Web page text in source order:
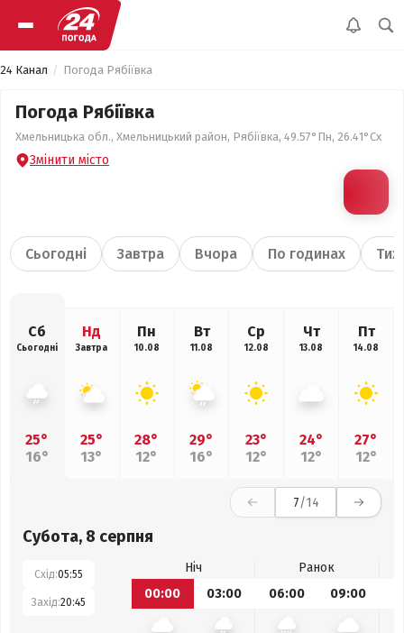
24 Канал Погода Рябіївка
Погода Рябіївка
Хмельницька обл., Хмельницький район, Рябіївка, 49.57°Пн, 26.41°Сх
Змінити місто
Сьогодні Завтра Вчора По годинах
Сб
Сьогодні
25°
16°
Нд
Завтра
25°
13°
Пн
10.08
28°
12°
Вт
11.08
29°
16°
Ср
12.08
23°
12°
Чт
13.08
24°
12°
Пт
14.08
27°
12°
7/14
Субота, 8 серпня
Схід:05:55
Захід:20:45
Ніч
Ранок
00:00
03:00 06:00 09:00